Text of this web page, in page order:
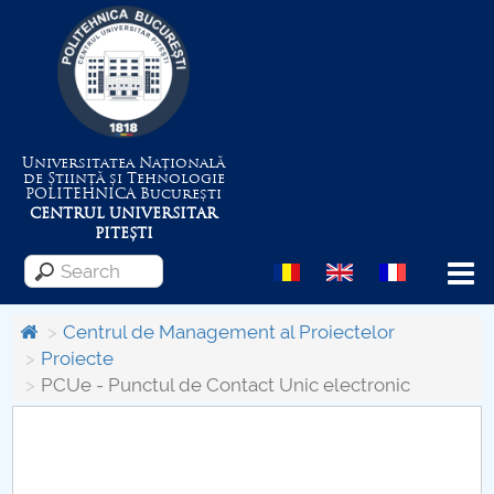
Universitatea Națională
de Știință și Tehnologie
POLITEHNICABucurești
CENTRUL UNIVERSITAR
PITEȘTI
Menu
About the University
Centrul de Management al Proiectelor
Proiecte
PCUe - Punctul de Contact Unic electronic